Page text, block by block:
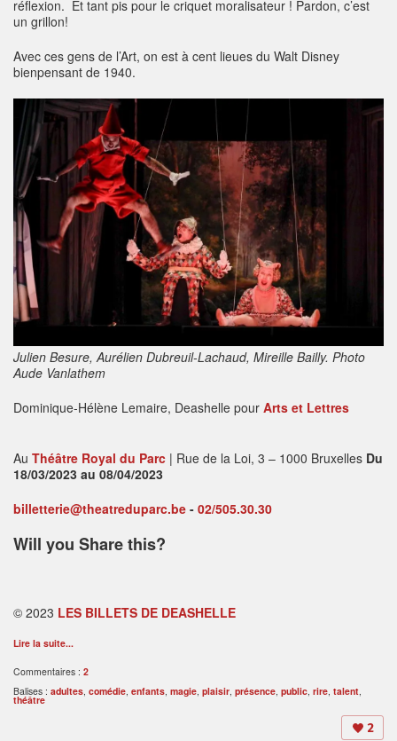
réflexion. Et tant pis pour le criquet moralisateur ! Pardon, c’est
un grillon!
Avec ces gens de l’Art, on est à cent lieues du Walt Disney
bienpensant de 1940.
Julien Besure, Aurélien Dubreuil-Lachaud, Mireille Bailly. Photo
Aude Vanlathem
Dominique-Hélène Lemaire, Deashelle pour Arts et Lettres
Au Théâtre Royal du Parc | Rue de la Loi, 3 – 1000 Bruxelles Du
18/03/2023 au 08/04/2023
billetterie@theatreduparc.be - 02/505.30.30
Will you Share this?
© 2023 LES BILLETS DE DEASHELLE
Lire la suite...
Commentaires : 2
Balises : adultes comédie enfants magie plaisir présence public rire talent
théâtre
2